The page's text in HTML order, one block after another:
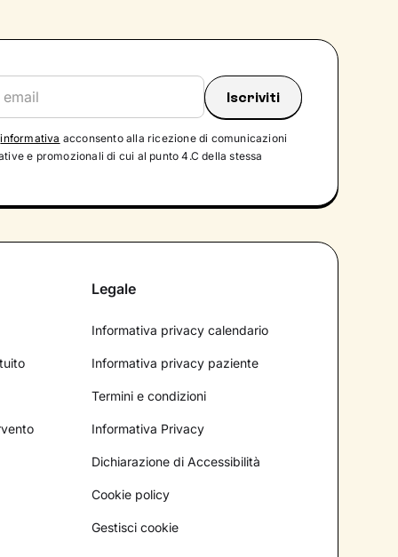
informativa acconsento alla ricezione di comunicazioni
e promozionali di cui al punto 4.C della stessa
Legale
Informativa privacy calendario
Informativa privacy paziente
Termini e condizioni
Informativa Privacy
Dichiarazione di Accessibilità
Cookie policy
Gestisci cookie